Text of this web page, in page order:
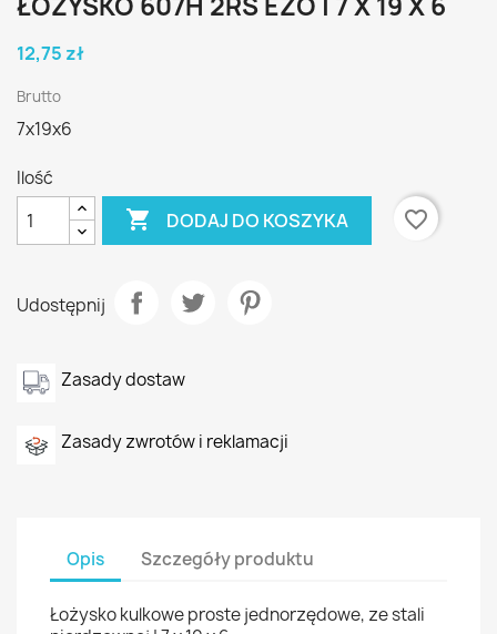
ŁOŻYSKO 607H 2RS EZO | 7 X 19 X 6
12,75 zł
Brutto
7x19x6
Ilość
 DODAJ DO KOSZYKA favorite_border
Udostępnij
Zasady dostaw
Zasady zwrotów i reklamacji
Opis Szczegóły produktu
Łożysko kulkowe proste jednorzędowe, ze stali